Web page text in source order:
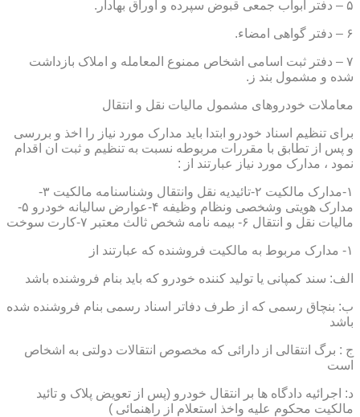
۵ – دفتر ابواب جمعی قبوض سپرده و اوراق بهادار.
۶ – دفتر گواهی امضاء.
۷ – دفتر ثبت اسامی اشخاص ممنوع المعامله و املاک بازداشت
شده و مشمول بند ز.
معاملات خودروهای مشمول مالیات نقل و انتقال
برای تنظیم اسناد خودرو ابتدا باید مدارک مورد نیاز را اخذ و بررسی
و پس از تطابق با مقررات مربوطه نسبت به تنظیم و ثبت ان اقدام
نمود ، مدارک مورد نیاز عبارتند از :
۱-مدارک مالکیت ۲-تائیدیه نقل وانتقال وشناسنامه مالکیت ۳-
مدارک هویتی وشخصی ونظام وظیفه ۴-عوارض سالیانه خودرو ۵-
مالیات نقل و انتقال ۶- بیمه نامه شخص ثالث معتبر ۷-کارت سوخت
۱- مدارک مربوط به مالکیت فروشنده که عبارتند از
الف: سند کمپانی یا تولید کننده خودرو که باید بنام فروشنده باشد
ب: بنچاق رسمی که از طرف دفاتر اسناد رسمی بنام فروشنده شده
باشد
ج : برگ انتقالی از دارائی که مخصوص انتقالات دولتی به اشخاص
است
د: اجرائیه دادگاه ها بر انتقال خودرو (پس از تعویض پلاک و تائید
مالکیت محکوم علیه واخذ استعلام از راهنمائی )